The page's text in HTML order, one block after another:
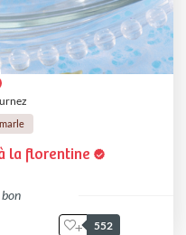
la florentine
bon
552